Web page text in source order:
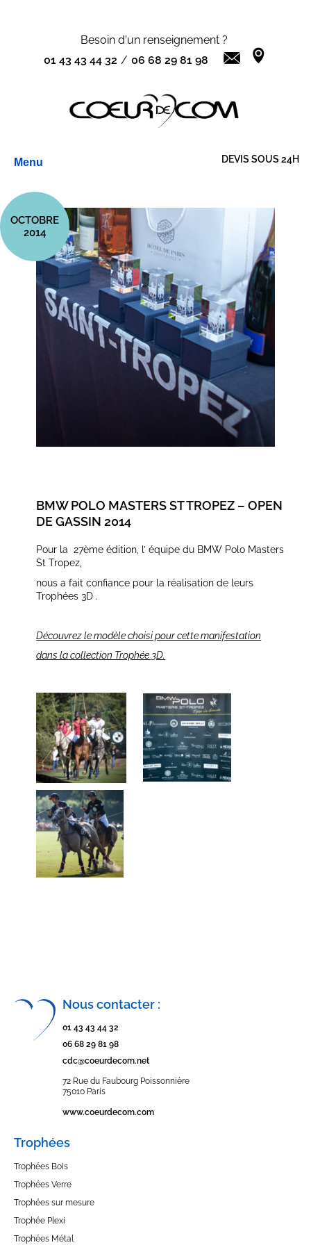
Besoin d'un renseignement ?
01 43 43 44 32 / 06 68 29 81 98
Menu DEVIS SOUS 24H
BMW POLO MASTERS ST TROPEZ – OPEN
DE GASSIN 2014
Pour la 27ème édition, l’ équipe du BMW Polo Masters
St Tropez,
nous a fait confiance pour la réalisation de leurs
Trophées 3D .
Découvrez le modèle choisi pour cette manifestation
dans la collection Trophée 3D.
OCTOBRE
2014
Nous contacter :
01 43 43 44 32
06 68 29 81 98
cdc@coeurdecom.net
72 Rue du Faubourg Poissonnière
75010 Paris
www.coeurdecom.com
Trophées
Trophées Bois
Trophées Verre
Trophées sur mesure
Trophée Plexi
Trophées Métal